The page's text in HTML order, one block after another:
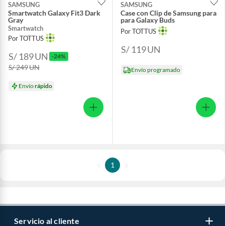
SAMSUNG
Smartwatch Galaxy Fit3 Dark
Gray
Smartwatch
Por TOTTUS
S/ 189UN -24%
S/ 249UN
Envíorápido
SAMSUNG
Case con Clip de Samsung para
para Galaxy Buds
Por TOTTUS
S/ 119UN
Envío programado
1
Servicio al cliente